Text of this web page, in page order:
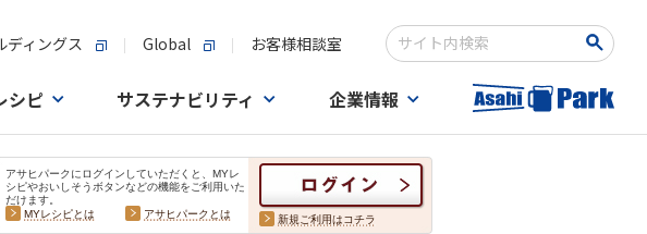
ディングス Global お客様相談室
検索キーワード入力
シピ サステナビリティ 企業情報
アサヒパークにログインしていただくと、MYレ
シピやおいしそうボタンなどの機能をご利用いた
だけます。
MYレシピとは
アサヒパークとは 新規ご利用はコチラ